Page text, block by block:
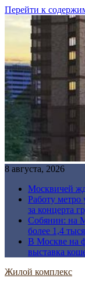
Перейти к
8 августа, 2026
Москвичей
Работу
за концерта
Собянин: на
более 1,4
В Москве на
выставка
Жилой комплекс